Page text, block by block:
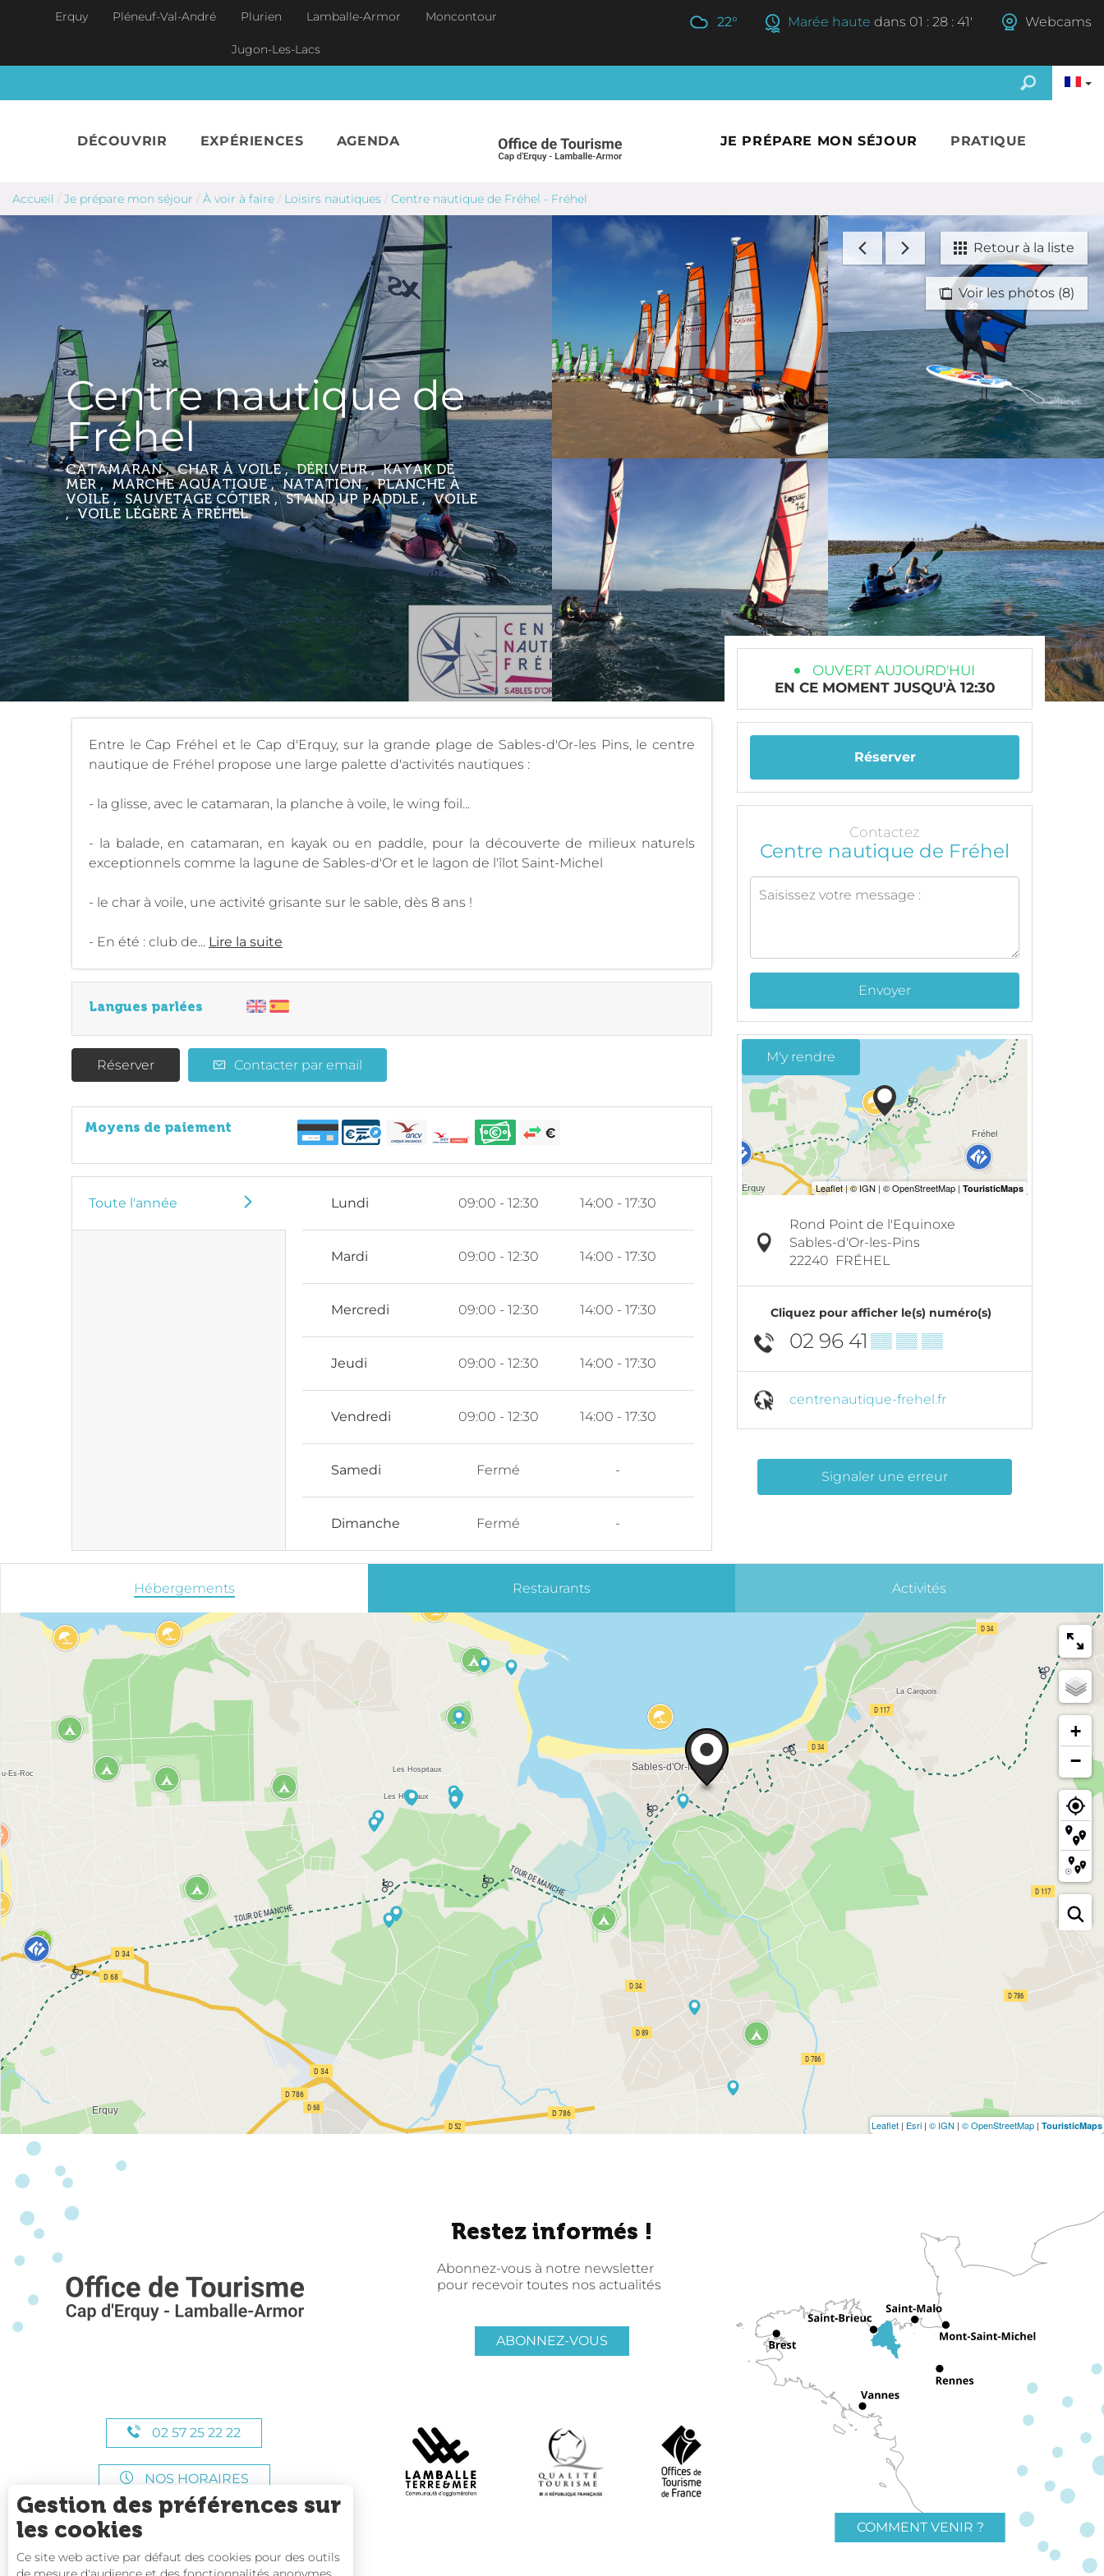
Aller au contenu principal
Erquy Pléneuf-Val-André Plurien Lamballe-Armor Moncontour
Jugon-Les-Lacs
22° Marée haute dans 01 : 28 : 40' Webcams
DÉCOUVRIR EXPÉRIENCES AGENDA JE PRÉPARE MON SÉJOUR PRATIQUE
Accueil / Je prépare mon séjour / À voir à faire / Loisirs nautiques / Centre nautique de Fréhel - Fréhel
Voir les photos (8)
Retour à la liste
Centre nautique de
Fréhel
CATAMARAN , CHAR À VOILE , DÉRIVEUR , KAYAK DE
MER , MARCHE AQUATIQUE , NATATION , PLANCHE À
VOILE , SAUVETAGE CÔTIER , STAND UP PADDLE , VOILE
, VOILE LÉGÈREÀ FRÉHEL
Entre le Cap Fréhel et le Cap d'Erquy, sur la grande plage de Sables-d'Or-les Pins, le centre
nautique de Fréhel propose une large palette d'activités nautiques :
- la glisse, avec le catamaran, la planche à voile, le wing foil...
- la balade, en catamaran, en kayak ou en paddle, pour la découverte de milieux naturels
exceptionnels comme la lagune de Sables-d'Or et le lagon de l'îlot Saint-Michel
- le char à voile, une activité grisante sur le sable, dès 8 ans !
- En été : club de... Lire la suite
Langues parlées
Réserver Contacter par email
Moyens de paiement
Toute l'année Lundi 09:00 - 12:30 14:00 - 17:30
Mardi 09:00 - 12:30 14:00 - 17:30
Mercredi 09:00 - 12:30 14:00 - 17:30
Jeudi 09:00 - 12:30 14:00 - 17:30
Vendredi 09:00 - 12:30 14:00 - 17:30
Samedi Fermé -
Dimanche Fermé -
OUVERT AUJOURD'HUI
EN CE MOMENT JUSQU'À 12:30
Réserver
Contactez
Centre nautique de Fréhel
Envoyer
M'y rendre
Rond Point de l'Equinoxe
Sables-d'Or-les-Pins
22240 FRÉHEL
Cliquez pour afficher le(s) numéro(s)
02 96 41 ▒▒ ▒▒ ▒▒
centrenautique-frehel.fr
Signaler une erreur
Hébergements Restaurants Activités
+
−
Leaflet | Esri | © IGN | © OpenStreetMap | TouristicMaps
02 57 25 22 22
NOS HORAIRES
Restez informés !
Abonnez-vous à notre newsletter
pour recevoir toutes nos actualités
ABONNEZ-VOUS
COMMENT VENIR ?
Gestion des préférences sur
les cookies
Ce site web active par défaut des cookies pour des outils